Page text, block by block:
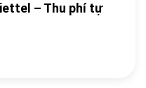
– Thu phí tự